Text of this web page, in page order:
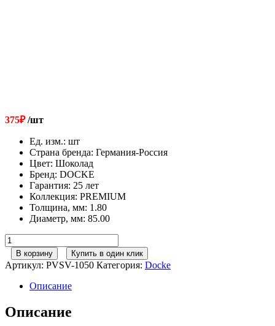
375₽/шт
Ед. изм.: шт
Страна бренда: Германия-Россия
Цвет: Шоколад
Бренд: DOCKE
Гарантия: 25 лет
Коллекция: PREMIUM
Толщина, мм: 1.80
Диаметр, мм: 85.00
Количество
товара
120/85
Docke
Premium
Воронка
желоба
Шоколад
В корзину Купить в один клик
Артикул: PVSV-1050 Категория: Docke
Описание
Описание